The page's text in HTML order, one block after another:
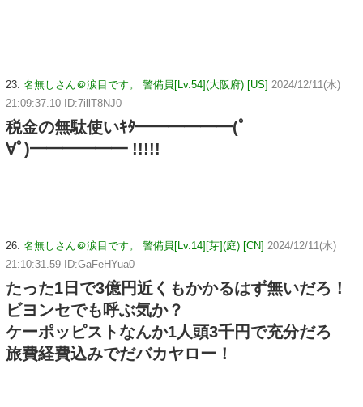
23: 名無しさん＠涙目です。 警備員[Lv.54](大阪府) [US] 2024/12/11(水)
21:09:37.10 ID:7illT8NJ0
税金の無駄使いｷﾀ━━━━━━(ﾟ
∀ﾟ)━━━━━━ !!!!!
26: 名無しさん＠涙目です。 警備員[Lv.14][芽](庭) [CN] 2024/12/11(水)
21:10:31.59 ID:GaFeHYua0
たった1日で3億円近くもかかるはず無いだろ！
ビヨンセでも呼ぶ気か？
ケーポッピストなんか1人頭3千円で充分だろ
旅費経費込みでだバカヤロー！